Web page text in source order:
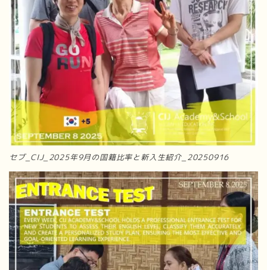
セブ_CIJ_2025年9月の国籍比率と新入生紹介_20250916